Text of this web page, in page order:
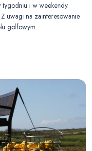
i w weekendy.
uwagi na zainteresowanie
golfowym…